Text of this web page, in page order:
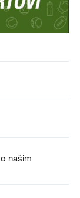
našim